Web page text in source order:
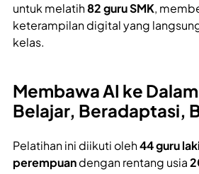
untuk melatih82 guru SMK,
keterampilan digital yang
kelas.
Membawa AI ke
Belajar, Beradaptasi,
Pelatihan ini diikuti oleh44 guru
perempuandengan rentang usia